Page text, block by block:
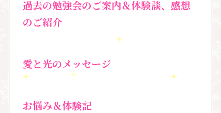
過去の勉強会のご案内＆体験談、感想
のご紹介
愛と光のメッセージ
お悩み＆体験記